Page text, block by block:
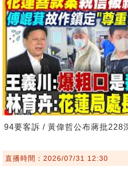
94要客訴 / 黃偉哲公布蔣批228
直播時間：2026/07/31 12:30